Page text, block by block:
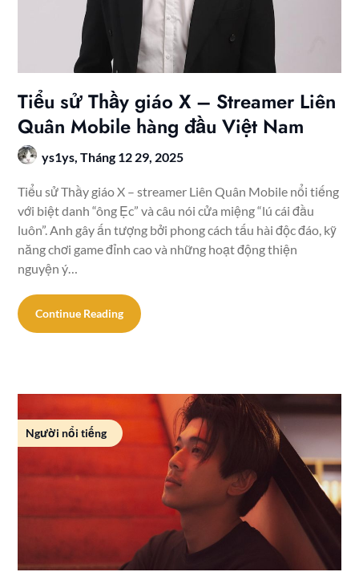
Tiểu sử Thầy giáo X – Streamer Liên
Quân Mobile hàng đầu Việt Nam
ys1ys,Tháng 12 29, 2025
Tiểu sử Thầy giáo X – streamer Liên Quân Mobile nổi tiếng
với biệt danh “ông Ẹc” và câu nói cửa miệng “lú cái đầu
luôn”. Anh gây ấn tượng bởi phong cách tấu hài độc đáo, kỹ
năng chơi game đỉnh cao và những hoạt động thiện
nguyện ý…
Continue Reading
Người nổi tiếng